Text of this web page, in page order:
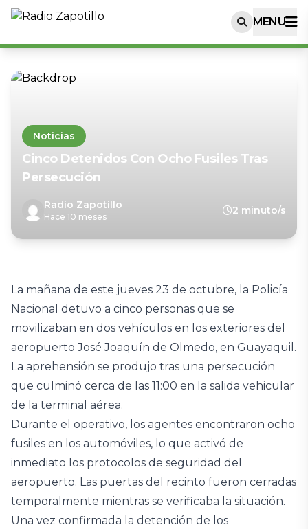
MENU
Noticias
Cinco Detenidos Con Ocho Fusiles Tras
Persecución
Radio Zapotillo
Hace 10 meses
2 minuto/s
La mañana de este jueves 23 de octubre, la Policía
Nacional detuvo a cinco personas que se
movilizaban en dos vehículos en los exteriores del
aeropuerto José Joaquín de Olmedo, en Guayaquil.
La aprehensión se produjo tras una persecución
que culminó cerca de las 11:00 en la salida vehicular
de la terminal aérea.
Durante el operativo, los agentes encontraron ocho
fusiles en los automóviles, lo que activó de
inmediato los protocolos de seguridad del
aeropuerto. Las puertas del recinto fueron cerradas
temporalmente mientras se verificaba la situación.
Una vez confirmada la detención de los